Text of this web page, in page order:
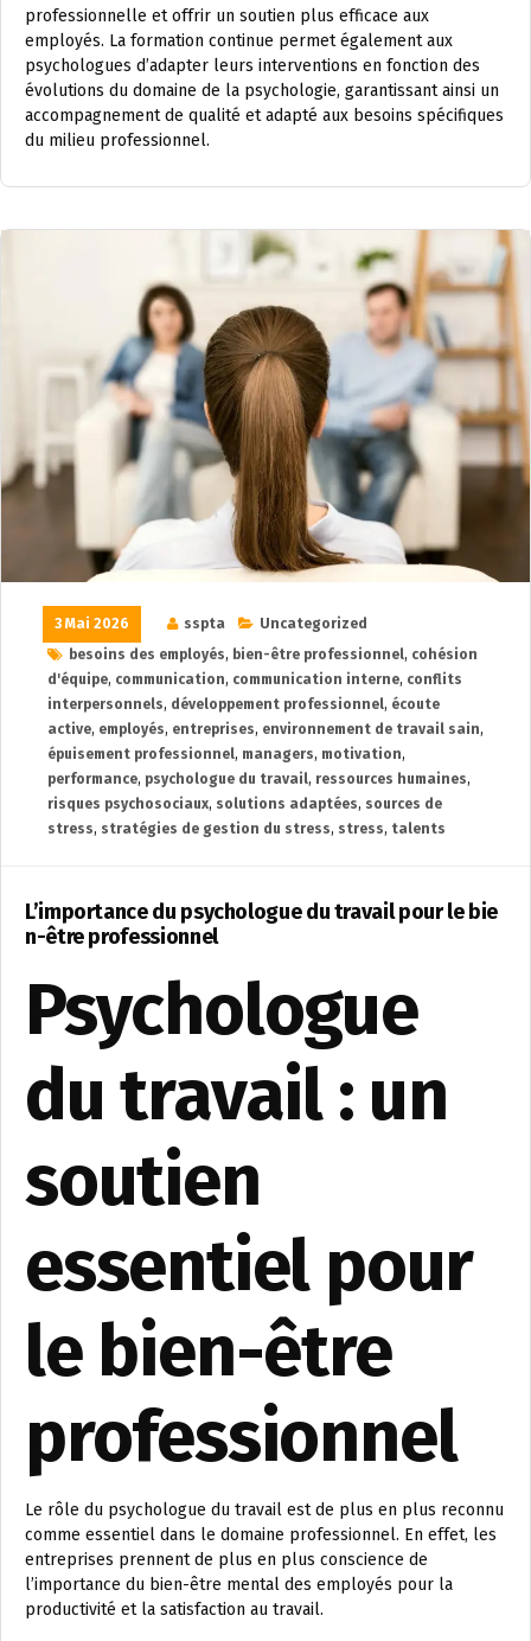
professionnelle et offrir un soutien plus efficace aux
employés. La formation continue permet également aux
psychologues d’adapter leurs interventions en fonction des
évolutions du domaine de la psychologie, garantissant ainsi un
accompagnement de qualité et adapté aux besoins spécifiques
du milieu professionnel.
3 Mai 2026 sspta
Uncategorized
besoins des employés, bien-être professionnel, cohésion
d'équipe, communication, communication interne, conflits
interpersonnels, développement professionnel, écoute
active, employés, entreprises, environnement de travail sain,
épuisement professionnel, managers, motivation,
performance, psychologue du travail, ressources humaines,
risques psychosociaux, solutions adaptées, sources de
stress, stratégies de gestion du stress, stress, talents
L’importance du psychologue du travail pour le bie
n-être professionnel
Psychologue
du travail : un
soutien
essentiel pour
le bien-être
professionnel
Le rôle du psychologue du travail est de plus en plus reconnu
comme essentiel dans le domaine professionnel. En effet, les
entreprises prennent de plus en plus conscience de
l’importance du bien-être mental des employés pour la
productivité et la satisfaction au travail.